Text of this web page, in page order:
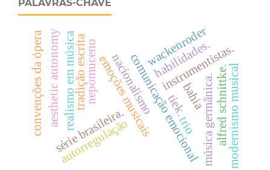
PALAVRAS-CHAVE
emoções musicais
série brasileira.
nepomucenonacionalismo
realismo em música comunicação emocional
tiek. música germânica.
wackenroder
aesthetic autonomy instrumentistas.
autorregulação
habilidades.
modernismo musical
tradição escrita
trio alfred schnittke.
bahia
convenções da ópera